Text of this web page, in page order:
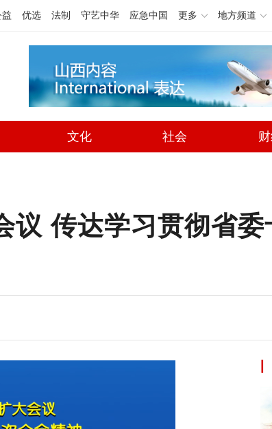
优选 法制 守艺中华 应急中国 更多 地方频道
文化 社会
议 传达学习贯彻省